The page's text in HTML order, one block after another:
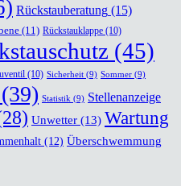
Rückstauberatung (15)
(11) Rückstauklappe (10)
(45)
(10) Sicherheit (9) Sommer (9)
(39) Statistik (9) Stellenanzeige
Unwetter (13) Wartung
(12) Überschwemmung